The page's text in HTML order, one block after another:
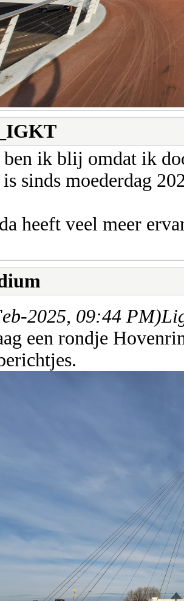
ben ik blij omdat ik
sinds moederdag
heeft veel meer
2025, 09:44 PM)
een rondje